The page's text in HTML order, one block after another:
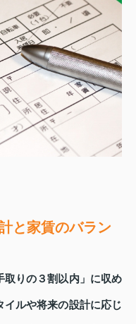
と家賃のバラン
取りの３割以内」に収め
イルや将来の設計に応じ